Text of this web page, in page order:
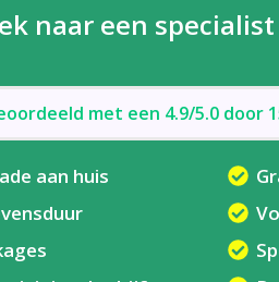
naar een
met een 4.9/5.0 door
aan huis